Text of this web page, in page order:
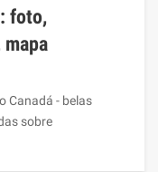
foto,
Canadá - belas
sobre